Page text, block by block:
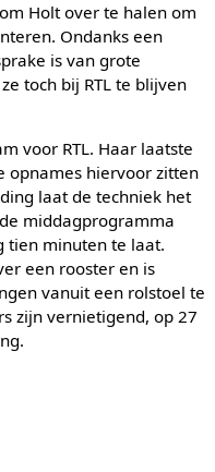
Holt over te halen om
Ondanks een
is van grote
toch bij RTL te blijven
voor RTL. Haar laatste
opnames hiervoor zitten
laat de techniek het
middagprogramma
tien minuten te laat.
een rooster en is
vanuit een rolstoel te
zijn vernietigend, op 27